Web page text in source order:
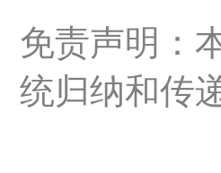
免责声明：
统归纳和传